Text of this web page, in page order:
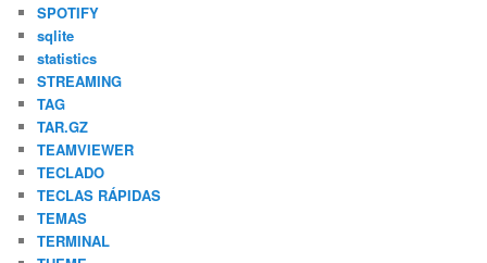
SPOTIFY
sqlite
statistics
STREAMING
TAG
TAR.GZ
TEAMVIEWER
TECLADO
TECLAS RÁPIDAS
TEMAS
TERMINAL